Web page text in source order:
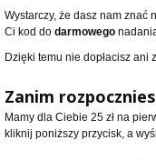
Wystarczy, że dasz nam znać
Ci kod do darmowego
Dzięki temu nie dopłacisz ani
Zanim
Mamy dla Ciebie 25 zł na
kliknij poniższy przycisk, a